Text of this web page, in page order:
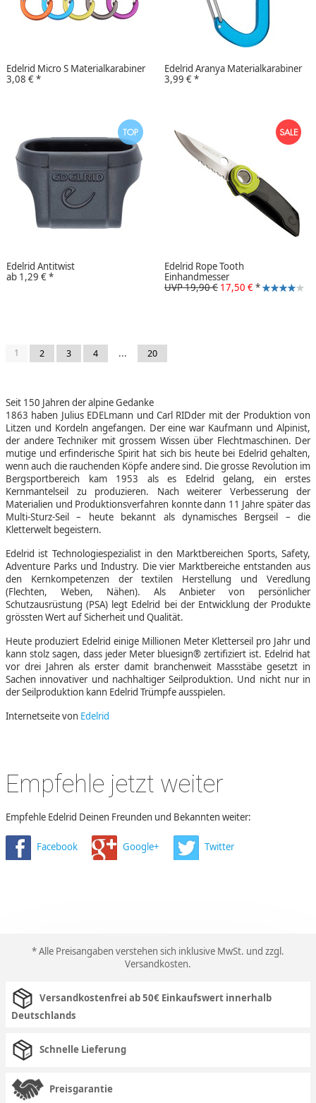
Edelrid Micro S Materialkarabiner
3,08 €*
Edelrid Aranya Materialkarabiner
3,99 €*
Edelrid Antitwist
ab 1,29 €*
Edelrid Rope Tooth
Einhandmesser
UVP 19,90 € 17,50 €*
1 2 3 4 ... 20
Seit 150 Jahren der alpine Gedanke
1863 haben Julius EDELmann und Carl RIDder mit der Produktion von
Litzen und Kordeln angefangen. Der eine war Kaufmann und Alpinist,
der andere Techniker mit grossem Wissen über Flechtmaschinen. Der
mutige und erfinderische Spirit hat sich bis heute bei Edelrid gehalten,
wenn auch die rauchenden Köpfe andere sind. Die grosse Revolution im
Bergsportbereich kam 1953 als es Edelrid gelang, ein erstes
Kernmantelseil zu produzieren. Nach weiterer Verbesserung der
Materialien und Produktionsverfahren konnte dann 11 Jahre später das
Multi-Sturz-Seil – heute bekannt als dynamisches Bergseil – die
Kletterwelt begeistern.
Edelrid ist Technologiespezialist in den Marktbereichen Sports, Safety,
Adventure Parks und Industry. Die vier Marktbereiche entstanden aus
den Kernkompetenzen der textilen Herstellung und Veredlung
(Flechten, Weben, Nähen). Als Anbieter von persönlicher
Schutzausrüstung (PSA) legt Edelrid bei der Entwicklung der Produkte
grössten Wert auf Sicherheit und Qualität.
Heute produziert Edelrid einige Millionen Meter Kletterseil pro Jahr und
kann stolz sagen, dass jeder Meter bluesign® zertifiziert ist. Edelrid hat
vor drei Jahren als erster damit branchenweit Massstäbe gesetzt in
Sachen innovativer und nachhaltiger Seilproduktion. Und nicht nur in
der Seilproduktion kann Edelrid Trümpfe ausspielen.
Internetseite von Edelrid
Empfehle jetzt weiter
Empfehle Edelrid Deinen Freunden und Bekannten weiter:
Facebook Google+ Twitter
* Alle Preisangaben verstehen sich inklusive MwSt. und zzgl.
Versandkosten.
Versandkostenfrei ab 50€ Einkaufswert innerhalb
Deutschlands
Schnelle Lieferung
Preisgarantie